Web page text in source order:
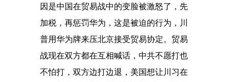
因是中国在贸易战中的变脸被激怒了，先
加税，再惩罚华为，这是被迫的行为，川
普用华为牌来压北京接受贸易协定。贸易
战现在双方都在互相喊话，中共不愿打也
不怕打，双方边打边退，美国想让川习在